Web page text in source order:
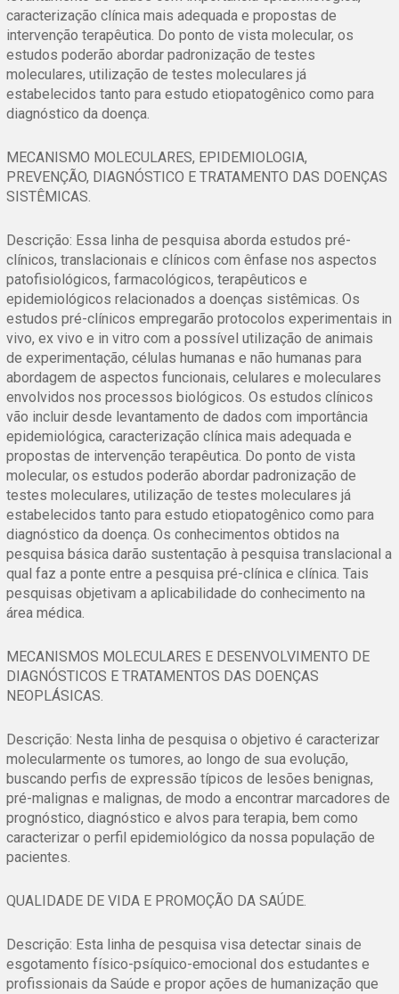
caracterização clínica mais adequada e propostas de
intervenção terapêutica. Do ponto de vista molecular, os
estudos poderão abordar padronização de testes
moleculares, utilização de testes moleculares já
estabelecidos tanto para estudo etiopatogênico como para
diagnóstico da doença.
MECANISMO MOLECULARES, EPIDEMIOLOGIA,
PREVENÇÃO, DIAGNÓSTICO E TRATAMENTO DAS DOENÇAS
SISTÊMICAS.
Descrição: Essa linha de pesquisa aborda estudos pré-
clínicos, translacionais e clínicos com ênfase nos aspectos
patofisiológicos, farmacológicos, terapêuticos e
epidemiológicos relacionados a doenças sistêmicas. Os
estudos pré-clínicos empregarão protocolos experimentais in
vivo, ex vivo e in vitro com a possível utilização de animais
de experimentação, células humanas e não humanas para
abordagem de aspectos funcionais, celulares e moleculares
envolvidos nos processos biológicos. Os estudos clínicos
vão incluir desde levantamento de dados com importância
epidemiológica, caracterização clínica mais adequada e
propostas de intervenção terapêutica. Do ponto de vista
molecular, os estudos poderão abordar padronização de
testes moleculares, utilização de testes moleculares já
estabelecidos tanto para estudo etiopatogênico como para
diagnóstico da doença. Os conhecimentos obtidos na
pesquisa básica darão sustentação à pesquisa translacional a
qual faz a ponte entre a pesquisa pré-clínica e clínica. Tais
pesquisas objetivam a aplicabilidade do conhecimento na
área médica.
MECANISMOS MOLECULARES E DESENVOLVIMENTO DE
DIAGNÓSTICOS E TRATAMENTOS DAS DOENÇAS
NEOPLÁSICAS.
Descrição: Nesta linha de pesquisa o objetivo é caracterizar
molecularmente os tumores, ao longo de sua evolução,
buscando perfis de expressão típicos de lesões benignas,
pré-malignas e malignas, de modo a encontrar marcadores de
prognóstico, diagnóstico e alvos para terapia, bem como
caracterizar o perfil epidemiológico da nossa população de
pacientes.
QUALIDADE DE VIDA E PROMOÇÃO DA SAÚDE.
Descrição: Esta linha de pesquisa visa detectar sinais de
esgotamento físico-psíquico-emocional dos estudantes e
profissionais da Saúde e propor ações de humanização que